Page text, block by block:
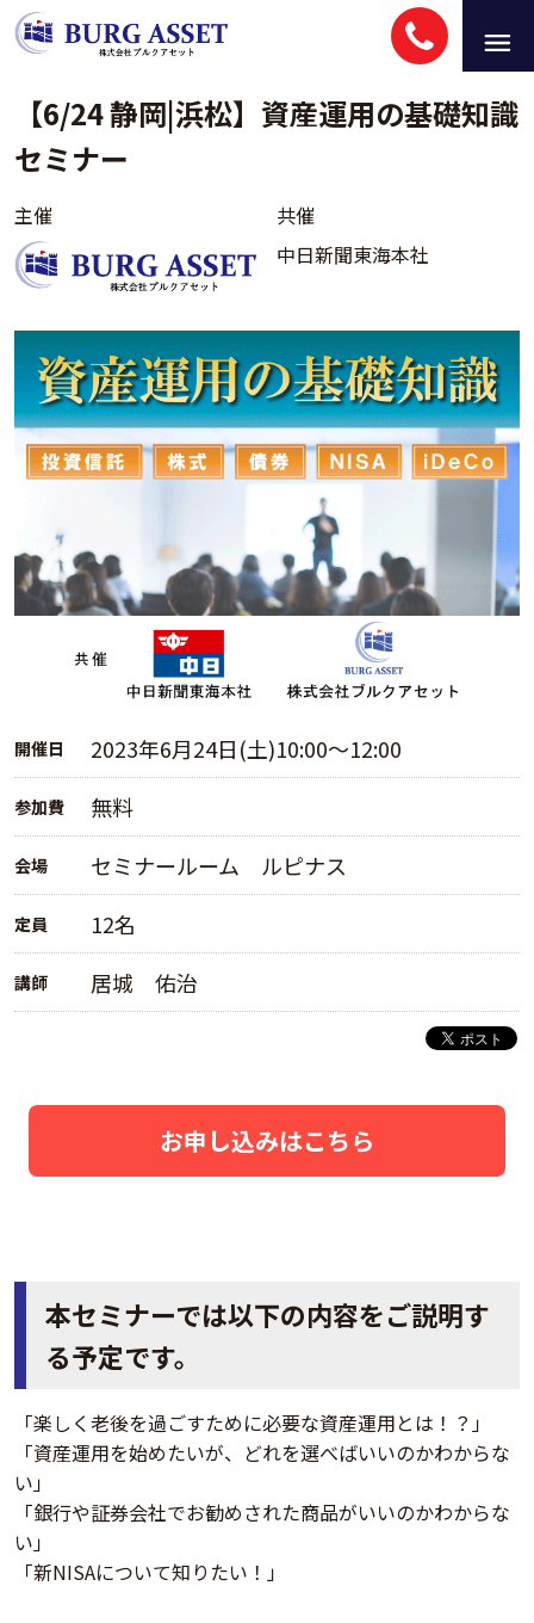
【6/24 静岡|浜松】資産運用の基礎知識
セミナー
主催
共催
中日新聞東海本社
開催日 2023年6月24日(土)10:00～12:00
参加費 無料
会場 セミナールーム ルピナス
定員 12名
講師 居城 佑治
お申し込みはこちら
本セミナーでは以下の内容をご説明す
る予定です。
「楽しく老後を過ごすために必要な資産運用とは！？」
「資産運用を始めたいが、どれを選べばいいのかわからな
い」
「銀行や証券会社でお勧めされた商品がいいのかわからな
い」
「新NISAについて知りたい！」